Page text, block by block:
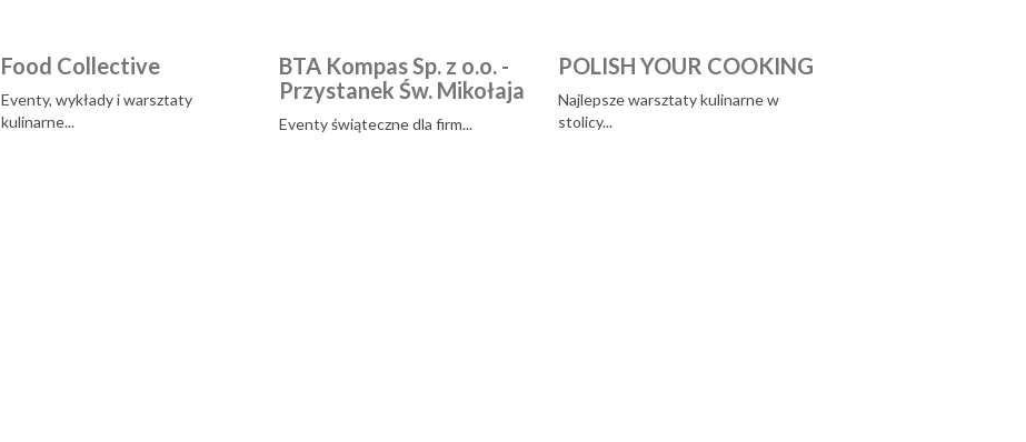
Food Collective
Eventy, wykłady i warsztaty
kulinarne...
BTA Kompas Sp. z o.o. -
Przystanek Św. Mikołaja
Eventy świąteczne dla firm...
POLISH YOUR COOKING
Najlepsze warsztaty kulinarne w
stolicy...